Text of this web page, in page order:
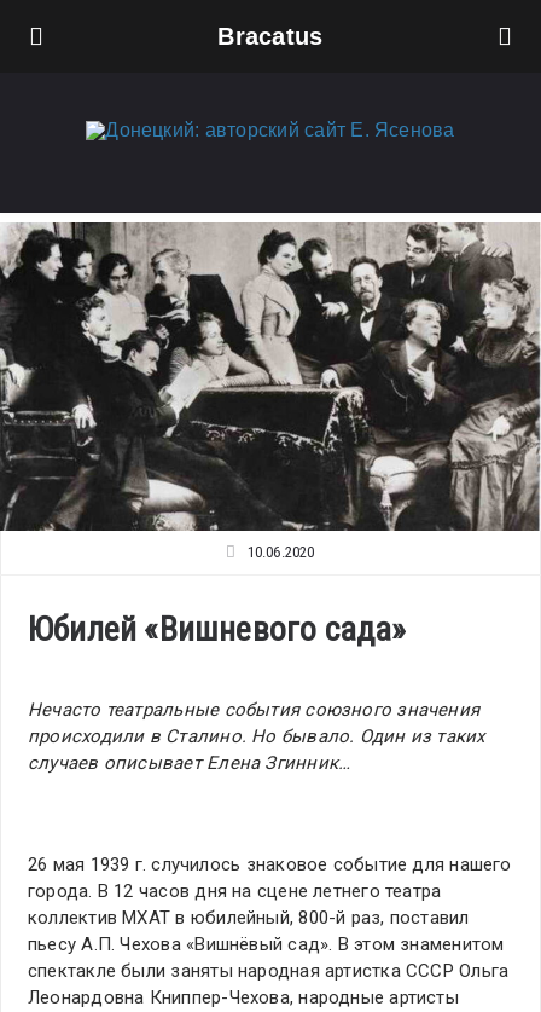
Bracatus
10.06.2020
Юбилей «Вишневого сада»
Нечасто театральные события союзного значения
происходили в Сталино. Но бывало. Один из таких
случаев описывает Елена Згинник…
26 мая 1939 г. случилось знаковое событие для нашего
города. В 12 часов дня на сцене летнего театра
коллектив МХАТ в юбилейный, 800-й раз, поставил
пьесу А.П. Чехова «Вишнёвый сад». В этом знаменитом
спектакле были заняты народная артистка СССР Ольга
Леонардовна Книппер-Чехова, народные артисты